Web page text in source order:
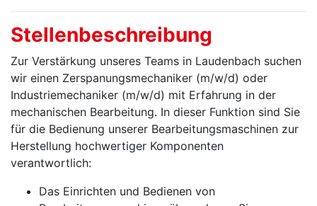
Stellenbeschreibung
Zur Verstärkung unseres Teams in Laudenbach suchen
wir einen Zerspanungsmechaniker (m/w/d) oder
Industriemechaniker (m/w/d) mit Erfahrung in der
mechanischen Bearbeitung. In dieser Funktion sind Sie
für die Bedienung unserer Bearbeitungsmaschinen zur
Herstellung hochwertiger Komponenten
verantwortlich:
Das Einrichten und Bedienen von